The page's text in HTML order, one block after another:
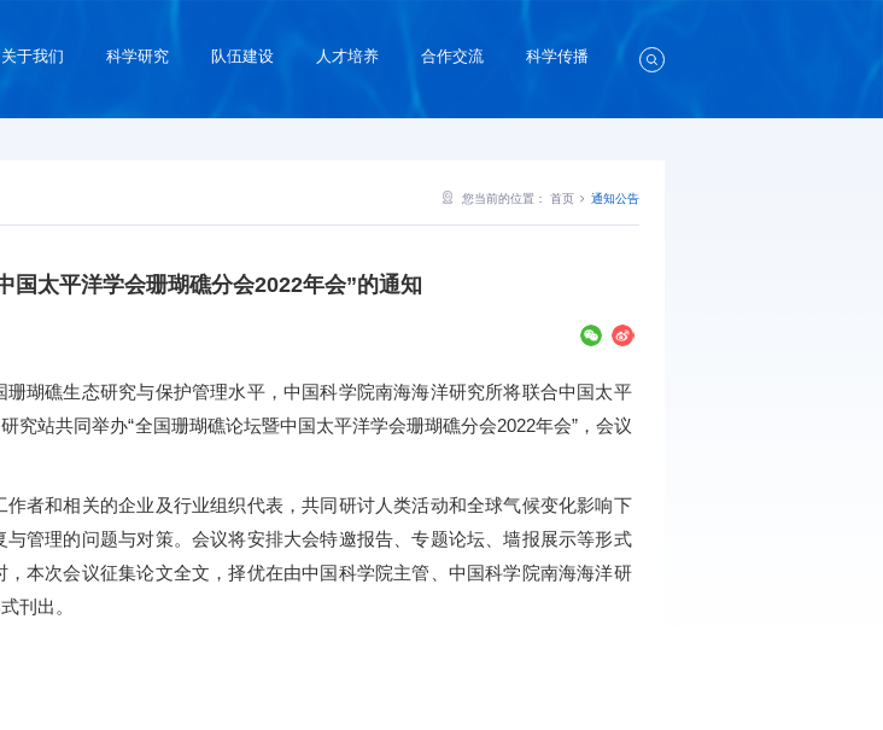
关于我们 科学研究 队伍建设 人才培养 合作交流 科学传播
您当前的位置： 首页 通知公告
国太平洋学会珊瑚礁分会2022年会”的通知
礁生态研究与保护管理水平，中国科学院南海海洋研究所将联合中国太平
站共同举办“全国珊瑚礁论坛暨中国太平洋学会珊瑚礁分会2022年会”，会议
和相关的企业及行业组织代表，共同研讨人类活动和全球气候变化影响下
管理的问题与对策。会议将安排大会特邀报告、专题论坛、墙报展示等形式
本次会议征集论文全文，择优在由中国科学院主管、中国科学院南海海洋研
刊出。